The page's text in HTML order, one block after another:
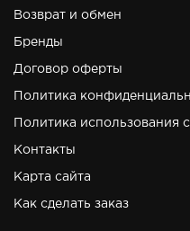
Возврат и обмен
Бренды
Договор оферты
Политика
Политика использования
Контакты
Карта сайта
Как сделать заказ